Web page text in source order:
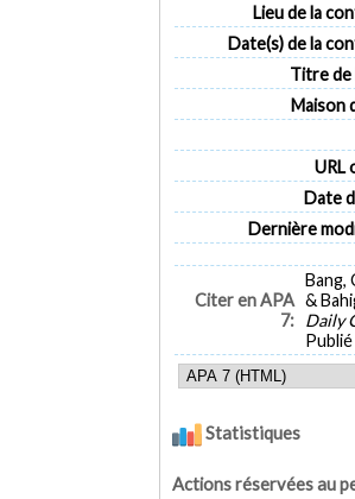
Lieu de la
Date(s) de la
Titre de
Maison
URL
Date
Dernière
Citer en APA
7:
Bang,
&
Daily
Statistiques
Actions réservées au